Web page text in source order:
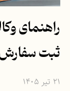
راهنمای
ثبت سفارش
۲۱ تیر ۱۴۰۵